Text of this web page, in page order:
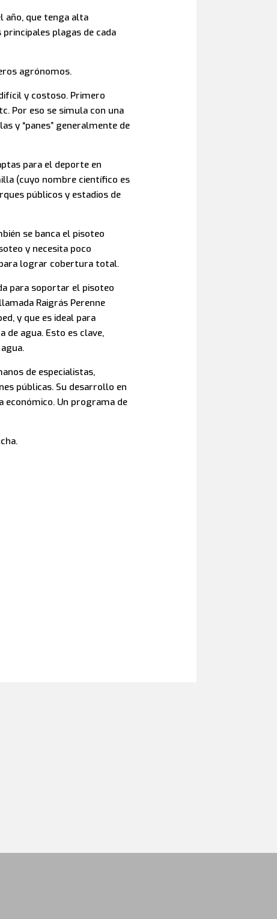
año, que tenga alta
plagas de cada
agrónomos.
y costoso. Primero
Por eso se simula con una
y “panes” generalmente de
para el deporte en
(cuyo nombre científico es
públicos y estadios de
se banca el pisoteo
y necesita poco
lograr cobertura total.
para soportar el pisoteo
Raigrás Perenne
y que es ideal para
agua. Esto es clave,
de especialistas,
públicas. Su desarrollo en
económico. Un programa de